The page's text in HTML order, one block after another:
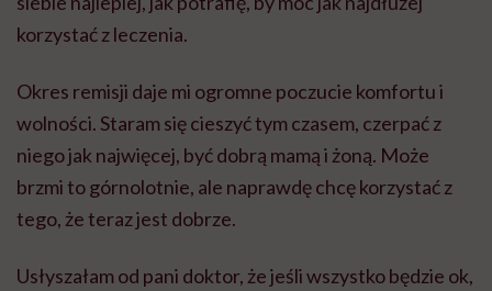
korzystać z leczenia.
Okres remisji daje mi ogromne poczucie komfortu i
wolności. Staram się cieszyć tym czasem, czerpać z
niego jak najwięcej, być dobrą mamą i żoną. Może
brzmi to górnolotnie, ale naprawdę chcę korzystać z
tego, że teraz jest dobrze.
Usłyszałam od pani doktor, że jeśli wszystko będzie ok,